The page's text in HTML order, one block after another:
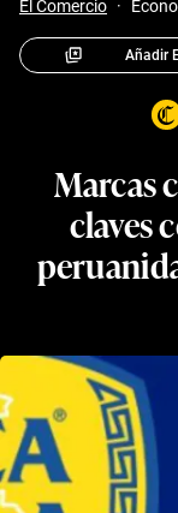
El Comercio ·
Añadir
Marcas
claves